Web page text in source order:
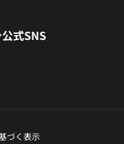
式SNS
づく表示